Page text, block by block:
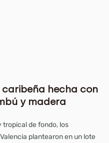
hecha con
y madera
de fondo, los
plantearon en un lote